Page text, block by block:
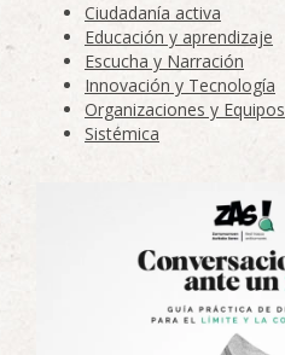
Ciudadanía activa
Educación y aprendizaje
Escucha y Narración
Innovación y Tecnología
Organizaciones y Equipos
Sistémica